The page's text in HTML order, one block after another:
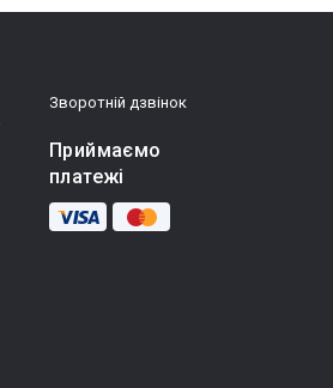
Зворотній дзвінок
Приймаємо
платежі